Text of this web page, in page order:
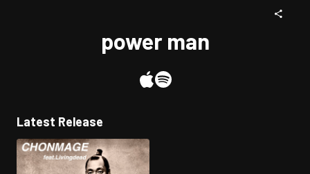
power man
Latest Release